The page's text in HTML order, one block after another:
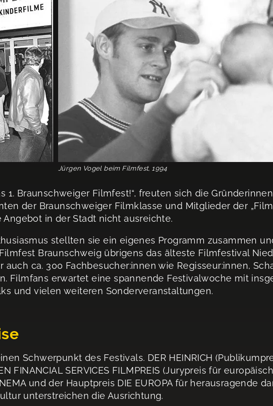
Jürgen Vogel beim Filmfest, 1994
1. Braunschweiger Filmfest!“, freuten sich die
der Braunschweiger Filmklasse und Mitglieder der
in der Stadt nicht ausreichte.
stellten sie ein eigenes Programm zusammen
Braunschweig übrigens das älteste Filmfestival
ca. 300 Fachbesucher:innen wie Regisseur:innen,
Filmfans erwartet eine spannende Festivalwoche mit
und vielen weiteren Sonderveranstaltungen.
Schwerpunkt des Festivals. DER HEINRICH
FINANCIAL SERVICES FILMPREIS (Jurypreis für
und der Hauptpreis DIE EUROPA für herausragende
unterstreichen die Ausrichtung.